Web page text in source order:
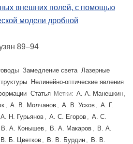
внешних полей, с помощью
модели дробной
89–94
Замедление света Лазерные
Нелинейно-оптические явления
Статья Метки: А. А. Манешкин ,
, А. В. Молчанов , А. В. Усков , А. Г.
А. Н. Гурьянов , А. С. Егоров , А. С.
В. А. Конышев , В. А. Макаров , В. А.
В. Б. Цветков , В. В. Бурдин , В. В.